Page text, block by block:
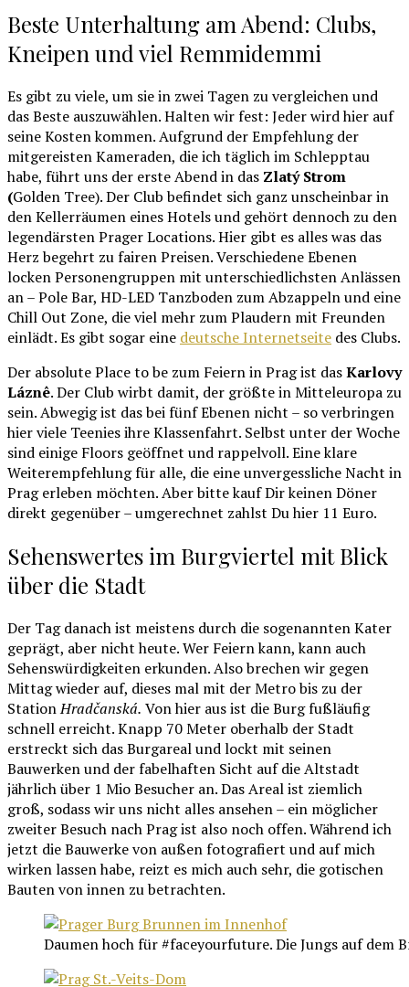
Beste Unterhaltung am Abend: Clubs,
Kneipen und viel Remmidemmi
Es gibt zu viele, um sie in zwei Tagen zu vergleichen und
das Beste auszuwählen. Halten wir fest: Jeder wird hier auf
seine Kosten kommen. Aufgrund der Empfehlung der
mitgereisten Kameraden, die ich täglich im Schlepptau
habe, führt uns der erste Abend in das Zlatý Strom
(Golden Tree). Der Club befindet sich ganz unscheinbar in
den Kellerräumen eines Hotels und gehört dennoch zu den
legendärsten Prager Locations. Hier gibt es alles was das
Herz begehrt zu fairen Preisen. Verschiedene Ebenen
locken Personengruppen mit unterschiedlichsten Anlässen
an – Pole Bar, HD-LED Tanzboden zum Abzappeln und eine
Chill Out Zone, die viel mehr zum Plaudern mit Freunden
einlädt. Es gibt sogar eine deutsche Internetseite des Clubs.
Der absolute Place to be zum Feiern in Prag ist dasKarlovy
Láznê. Der Club wirbt damit, der größte in Mitteleuropa zu
sein. Abwegig ist das bei fünf Ebenen nicht – so verbringen
hier viele Teenies ihre Klassenfahrt. Selbst unter der Woche
sind einige Floors geöffnet und rappelvoll. Eine klare
Weiterempfehlung für alle, die eine unvergessliche Nacht in
Prag erleben möchten. Aber bitte kauf Dir keinen Döner
direkt gegenüber – umgerechnet zahlst Du hier 11 Euro.
Sehenswertes im Burgviertel mit Blick
über die Stadt
Der Tag danach ist meistens durch die sogenannten Kater
geprägt, aber nicht heute. Wer Feiern kann, kann auch
Sehenswürdigkeiten erkunden. Also brechen wir gegen
Mittag wieder auf, dieses mal mit der Metro bis zu der
StationHradčanská. Von hier aus ist die Burg fußläufig
schnell erreicht. Knapp 70 Meter oberhalb der Stadt
erstreckt sich das Burgareal und lockt mit seinen
Bauwerken und der fabelhaften Sicht auf die Altstadt
jährlich über 1 Mio Besucher an. Das Areal ist ziemlich
groß, sodass wir uns nicht alles ansehen – ein möglicher
zweiter Besuch nach Prag ist also noch offen. Während ich
jetzt die Bauwerke von außen fotografiert und auf mich
wirken lassen habe, reizt es mich auch sehr, die gotischen
Bauten von innen zu betrachten.
Daumen hoch für #faceyourfuture. Die Jungs auf dem